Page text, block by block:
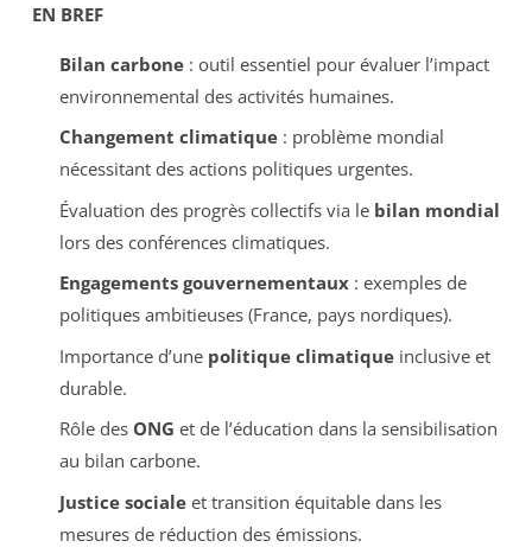
EN BREF
Bilan carbone: outil essentiel pour évaluer l’impact
environnemental des activités humaines.
Changement climatique: problème mondial
nécessitant des actions politiques urgentes.
Évaluation des progrès collectifs via le bilan mondial
lors des conférences climatiques.
Engagements gouvernementaux: exemples de
politiques ambitieuses (France, pays nordiques).
Importance d’une politique climatiqueinclusive et
durable.
Rôle des ONG et de l’éducation dans la sensibilisation
au bilan carbone.
Justice socialeet transition équitable dans les
mesures de réduction des émissions.